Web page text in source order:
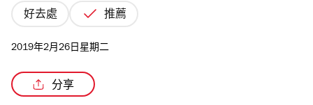
好去處 推薦
2019年2月26日星期二
分享